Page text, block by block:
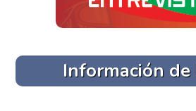
Información de